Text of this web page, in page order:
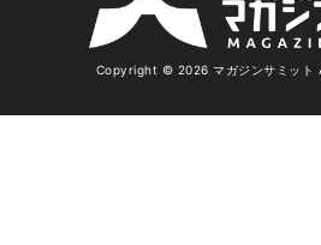
Copyright © 2026 マガジンサミット